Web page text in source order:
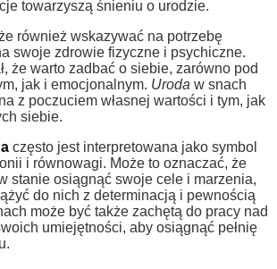
towarzyszą śnieniu o urodzie.
również wskazywać na potrzebę
swoje zdrowie fizyczne i psychiczne.
że warto zadbać o siebie, zarówno pod
jak i emocjonalnym. Uroda w snach
z poczuciem własnej wartości i tym, jak
siebie.
często jest interpretowana jako symbol
i równowagi. Może to oznaczać, że
stanie osiągnąć swoje cele i marzenia,
do nich z determinacją i pewnością
może być także zachętą do pracy nad
umiejętności, aby osiągnąć pełnię